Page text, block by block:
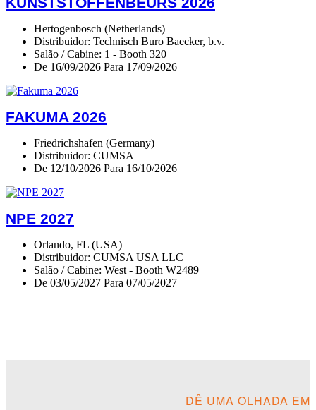
Hertogenbosch (Netherlands)
Distribuidor: Technisch Buro Baecker, b.v.
Salão / Cabine: 1 - Booth 320
De 16/09/2026 Para 17/09/2026
FAKUMA 2026
Friedrichshafen (Germany)
Distribuidor: CUMSA
De 12/10/2026 Para 16/10/2026
NPE 2027
Orlando, FL (USA)
Distribuidor: CUMSA USA LLC
Salão / Cabine: West - Booth W2489
De 03/05/2027 Para 07/05/2027
DÊ UMA OLHADA EM